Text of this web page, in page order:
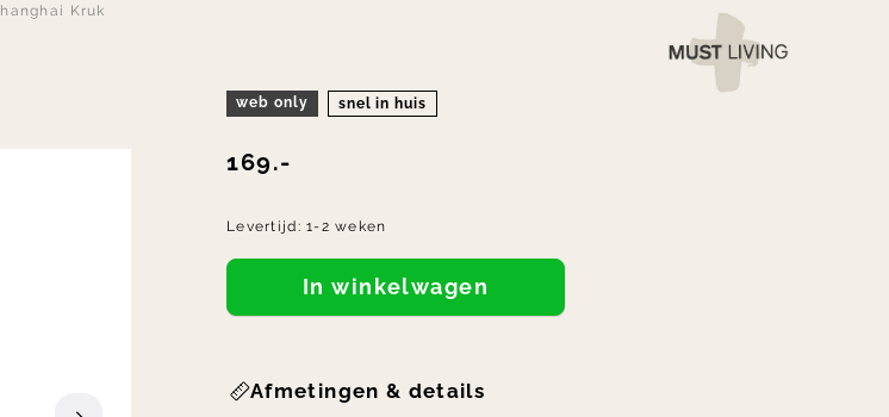
Kruk
web only snel in huis
169.-
Levertijd:1-2 weken
In winkelwagen
Afmetingen & details